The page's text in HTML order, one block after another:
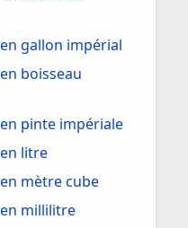
gallon impérial
boisseau
pinte impériale
litre
mètre cube
millilitre